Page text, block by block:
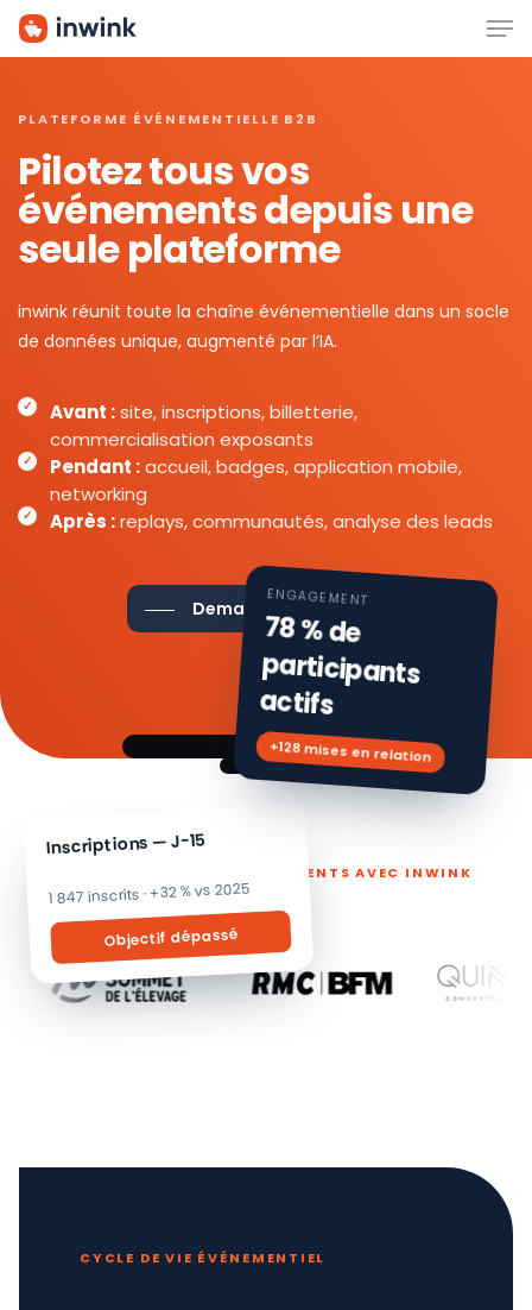
Skip
PLATEFORME ÉVÉNEMENTIELLE B2B
Pilotez tous vos
événements depuis une
seule plateforme
inwink réunit toute la chaîne événementielle dans un socle
de données unique, augmenté par l’IA.
Avant :site, inscriptions, billetterie,
commercialisation exposants
Pendant :accueil, badges, application mobile,
networking
Après :replays, communautés, analyse des leads
Demander une démo
Inscriptions — J-15
1 847 inscrits · +32 % vs 2025
Objectif dépassé
ENGAGEMENT
78 % de
participants
actifs
+128 mises en relation
ILS PILOTENT LEURS ÉVÉNEMENTS AVEC INWINK
CYCLE DE VIE ÉVÉNEMENTIEL